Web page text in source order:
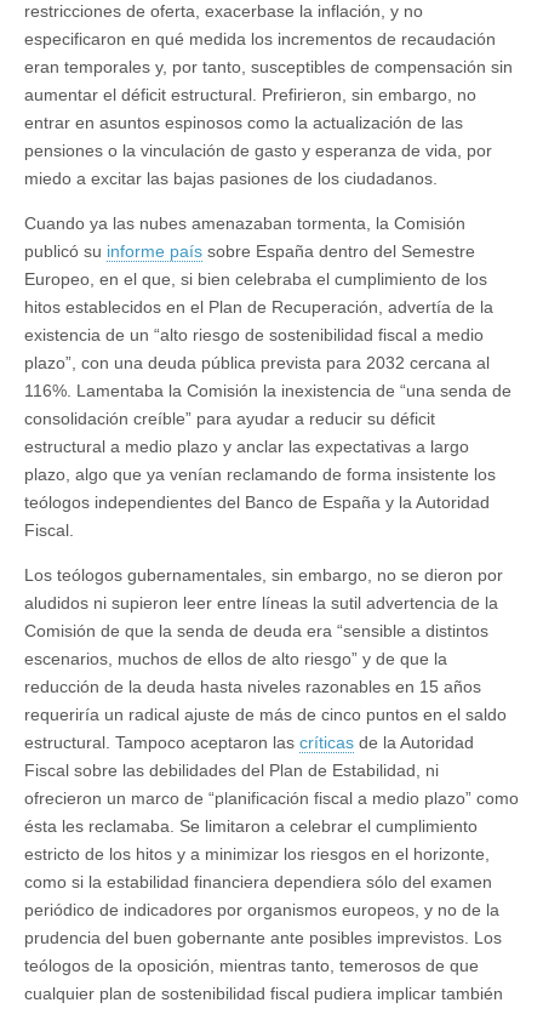
restricciones de oferta, exacerbase la inflación, y no
especificaron en qué medida los incrementos de recaudación
eran temporales y, por tanto, susceptibles de compensación sin
aumentar el déficit estructural. Prefirieron, sin embargo, no
entrar en asuntos espinosos como la actualización de las
pensiones o la vinculación de gasto y esperanza de vida, por
miedo a excitar las bajas pasiones de los ciudadanos.
Cuando ya las nubes amenazaban tormenta, la Comisión
publicó su informe país sobre España dentro del Semestre
Europeo, en el que, si bien celebraba el cumplimiento de los
hitos establecidos en el Plan de Recuperación, advertía de la
existencia de un “alto riesgo de sostenibilidad fiscal a medio
plazo”, con una deuda pública prevista para 2032 cercana al
116%. Lamentaba la Comisión la inexistencia de “una senda de
consolidación creíble” para ayudar a reducir su déficit
estructural a medio plazo y anclar las expectativas a largo
plazo, algo que ya venían reclamando de forma insistente los
teólogos independientes del Banco de España y la Autoridad
Fiscal.
Los teólogos gubernamentales, sin embargo, no se dieron por
aludidos ni supieron leer entre líneas la sutil advertencia de la
Comisión de que la senda de deuda era “sensible a distintos
escenarios, muchos de ellos de alto riesgo” y de que la
reducción de la deuda hasta niveles razonables en 15 años
requeriría un radical ajuste de más de cinco puntos en el saldo
estructural. Tampoco aceptaron las críticas de la Autoridad
Fiscal sobre las debilidades del Plan de Estabilidad, ni
ofrecieron un marco de “planificación fiscal a medio plazo” como
ésta les reclamaba. Se limitaron a celebrar el cumplimiento
estricto de los hitos y a minimizar los riesgos en el horizonte,
como si la estabilidad financiera dependiera sólo del examen
periódico de indicadores por organismos europeos, y no de la
prudencia del buen gobernante ante posibles imprevistos. Los
teólogos de la oposición, mientras tanto, temerosos de que
cualquier plan de sostenibilidad fiscal pudiera implicar también